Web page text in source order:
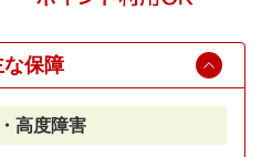
な保障
高度障害